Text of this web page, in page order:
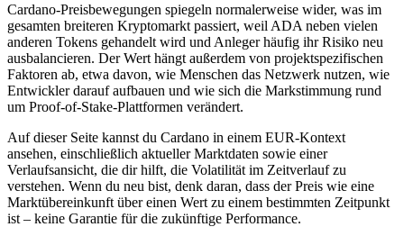
Cardano-Preisbewegungen spiegeln normalerweise wider, was im
gesamten breiteren Kryptomarkt passiert, weil ADA neben vielen
anderen Tokens gehandelt wird und Anleger häufig ihr Risiko neu
ausbalancieren. Der Wert hängt außerdem von projektspezifischen
Faktoren ab, etwa davon, wie Menschen das Netzwerk nutzen, wie
Entwickler darauf aufbauen und wie sich die Markstimmung rund
um Proof-of-Stake-Plattformen verändert.
Auf dieser Seite kannst du Cardano in einem EUR-Kontext
ansehen, einschließlich aktueller Marktdaten sowie einer
Verlaufsansicht, die dir hilft, die Volatilität im Zeitverlauf zu
verstehen. Wenn du neu bist, denk daran, dass der Preis wie eine
Marktübereinkunft über einen Wert zu einem bestimmten Zeitpunkt
ist – keine Garantie für die zukünftige Performance.